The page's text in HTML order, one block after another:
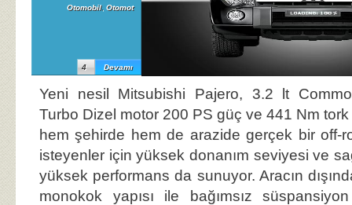
Otomobil, Otomot
Devamı
4
Yeni nesil Mitsubishi Pajero, 3.2 lt
Turbo Dizel motor 200 PS güç ve 441 Nm
hem şehirde hem de arazide gerçek bir off-
isteyenler için yüksek donanım seviyesi ve
yüksek performans da sunuyor. Aracın
monokok yapısı ile bağımsız